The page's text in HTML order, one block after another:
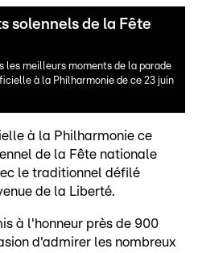
solennels de la Fête
les meilleurs moments de la parade
à la Philharmonie de ce 23 juin
à la Philharmonie ce
de la Fête nationale
le traditionnel défilé
de la Liberté.
à l'honneur près de 900
d'admirer les nombreux